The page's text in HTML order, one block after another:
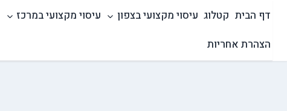
content
דף הבית קטלוג עיסוי מקצועי בצפון עיסוי מקצועי במרכז
הצהרת אחריות